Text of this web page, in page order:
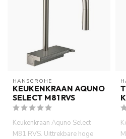
HANSGROHE
KEUKENKRAAN AQUNO
SELECT M81 RVS
Keukenkraan Aquno Select
M81 RVS. Uittrekbare hoge